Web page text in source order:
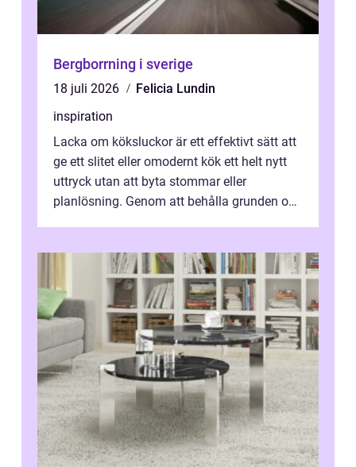
Bergborrning i sverige
18 juli 2026
Felicia Lundin
inspiration
Lacka om köksluckor är ett effektivt sätt att
ge ett slitet eller omodernt kök ett helt nytt
uttryck utan att byta stommar eller
planlösning. Genom att behålla grunden och